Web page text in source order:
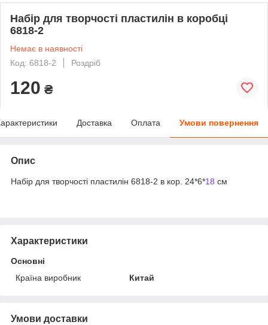
Набір для творчості пластилін в коробці
6818-2
Немає в наявності
Код: 6818-2
Роздріб
120 ₴
Доставка Оплата Умови повернення
Опис
Набір для творчості пластилін 6818-2 в кор. 24*6*18 см
Характеристики
Основні
Країна виробник
Китай
Умови доставки